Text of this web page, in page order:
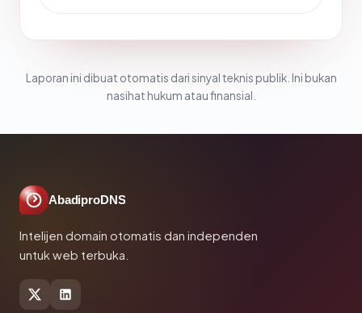
Laporan ini dibuat otomatis dari sinyal teknis publik. Ini bukan
nasihat hukum atau finansial.
AbadiproDNS
Intelijen domain otomatis dan independen
untuk web terbuka.